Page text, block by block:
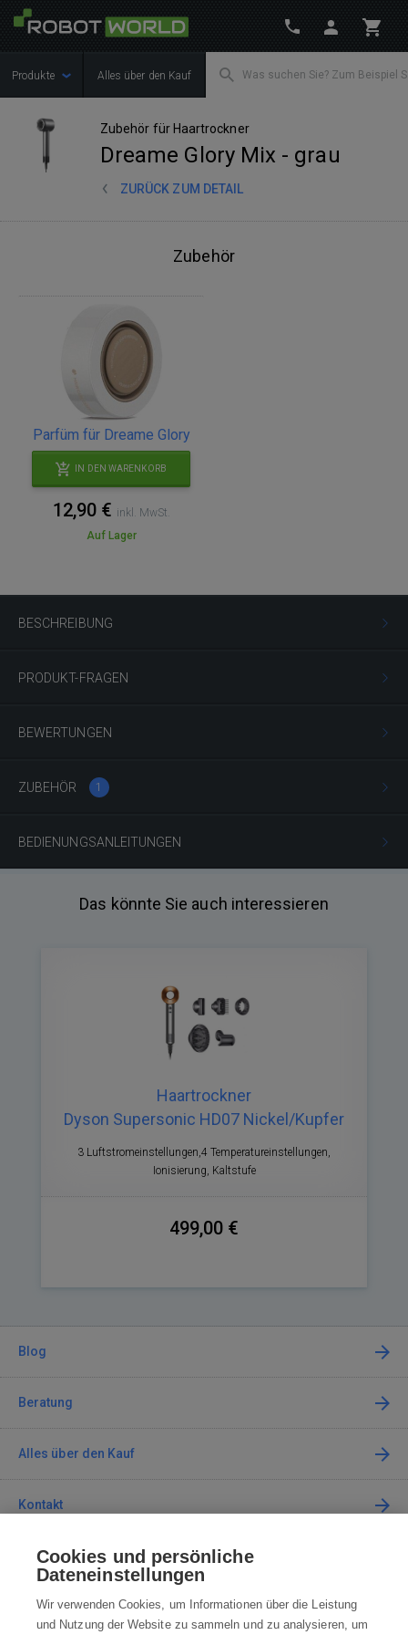
Produkte Alles über den Kauf
Zubehör für Haartrockner
Dreame Glory Mix - grau
ZURÜCK ZUM DETAIL
BESCHREIBUNG
PRODUKT-FRAGEN
BEWERTUNGEN
ZUBEHÖR 1
BEDIENUNGSANLEITUNGEN
Zubehör
Parfüm für Dreame Glory
IN DEN WARENKORB
12,90 € inkl. MwSt.
Auf Lager
Das könnte Sie auch interessieren
Haartrockner
Dyson Supersonic HD07 Nickel/Kupfer
3 Luftstromeinstellungen,4 Temperatureinstellungen,
Ionisierung, Kaltstufe
499,00 €
Blog
Beratung
Alles über den Kauf
Kontakt
Kontaktieren Sie uns
info@robotworld.de
+49 25 197 159 962 Mo-Fr 8:00—16:00 Uhr
Cookies und persönliche
Dateneinstellungen
Wir verwenden Cookies, um Informationen über die Leistung
und Nutzung der Website zu sammeln und zu analysieren, um